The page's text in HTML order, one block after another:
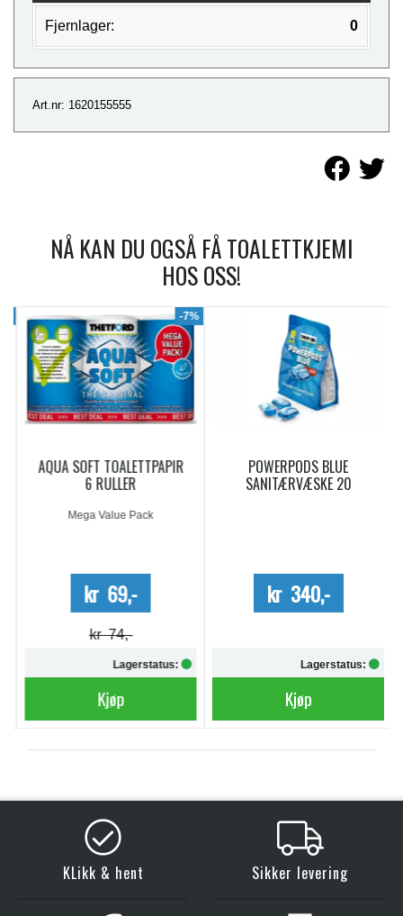
Fjernlager: 0
Art.nr: 1620155555
NÅ KAN DU OGSÅ FÅ TOALETTKJEMI
HOS OSS!
-7%
AQUA SOFT TOALETTPAPIR
6 RULLER
Mega Value Pack
kr 69,-
kr 74,-
Lagerstatus:
Kjøp
POWERPODS BLUE
SANITÆRVÆSKE 20
kr 340,-
Lagerstatus:
Kjøp
KLikk & hent Sikker levering